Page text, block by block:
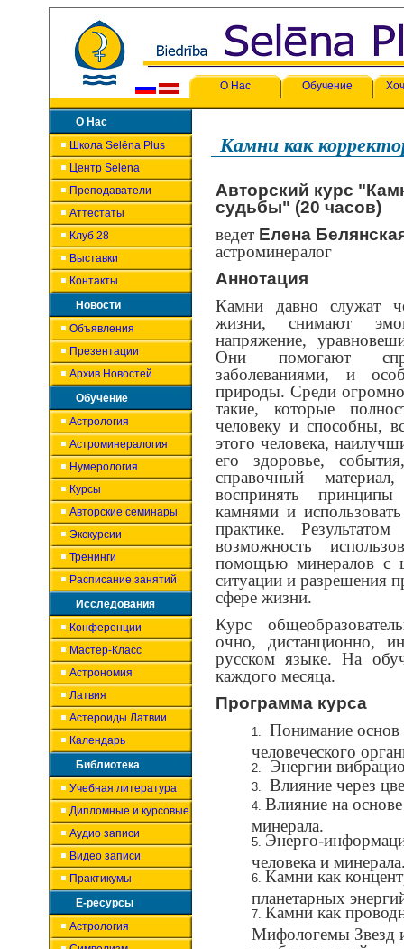
О Нас Обучение
О Нас
Школа Selēna Plus
Центр Selena
Преподаватели
Аттестаты
Клуб 28
Выставки
Контакты
Новости
Объявления
Презентации
Архив Новостей
Обучение
Астрология
Астроминералогия
Нумерология
Курсы
Авторские семинары
Экскурсии
Тренинги
Расписание занятий
Исследования
Конференции
Мастер-Класс
Астрономия
Латвия
Астероиды Латвии
Календарь
Библиотека
Учебная литература
Дипломные и курсовые
Аудио записи
Видео записи
Практикумы
Е-ресурсы
Астрология
Камни как
Авторский курс
судьбы" (20 часов)
ведет Елена
астроминералог
Аннотация
Камни давно служат
жизни, снимают
напряжение,
Они помогают
заболеваниями, и
природы. Среди
такие, которые
человеку и способны,
этого человека,
его здоровье,
справочный
воспринять
камнями и
практике.
возможность
помощью минералов с
ситуации и разрешения
сфере жизни.
Курс
очно, дистанционно,
русском языке. На
каждого месяца.
Программа курса
Понимание основ
человеческого
Энергии
Влияние через
Влияние на
минерала.
Энерго-
человека и
Камни как
планетарных
Камни как
Мифологемы Звезд